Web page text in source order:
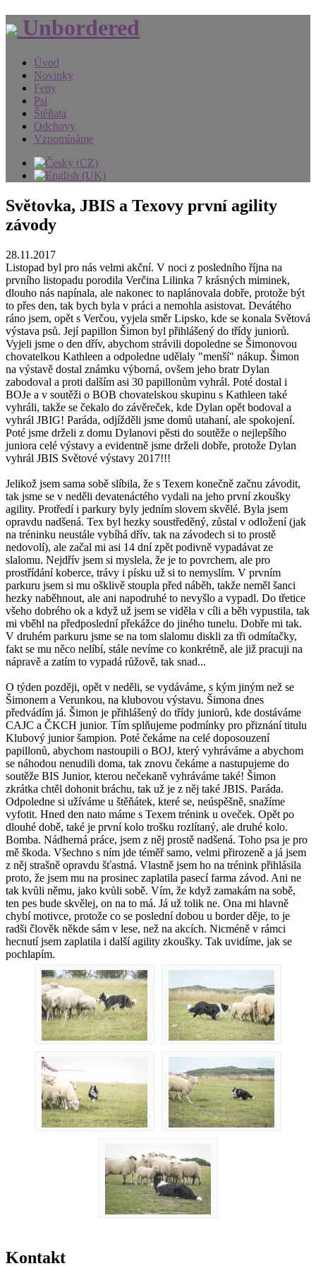
Unbordered
Úvod
Novinky
Feny
Psi
Štěňata
Odchovy
Vzpomínáme
Světovka, JBIS a Texovy první agility
závody
28.11.2017
Listopad byl pro nás velmi akční. V noci z posledního října na
prvního listopadu porodila Verčina Lilinka 7 krásných miminek,
dlouho nás napínala, ale nakonec to naplánovala dobře, protože být
to přes den, tak bych byla v práci a nemohla asistovat. Devátého
ráno jsem, opět s Verčou, vyjela směr Lipsko, kde se konala Světová
výstava psů. Její papillon Šimon byl přihlášený do třídy juniorů.
Vyjeli jsme o den dřív, abychom strávili dopoledne se Šimonovou
chovatelkou Kathleen a odpoledne udělaly "menší" nákup. Šimon
na výstavě dostal známku výborná, ovšem jeho bratr Dylan
zabodoval a proti dalším asi 30 papillonům vyhrál. Poté dostal i
BOJe a v soutěži o BOB chovatelskou skupinu s Kathleen také
vyhráli, takže se čekalo do závěreček, kde Dylan opět bodoval a
vyhrál JBIG! Paráda, odjížděli jsme domů utahaní, ale spokojení.
Poté jsme drželi z domu Dylanovi pěsti do soutěže o nejlepšího
juniora celé výstavy a evidentně jsme drželi dobře, protože Dylan
vyhrál JBIS Světové výstavy 2017!!!
Jelikož jsem sama sobě slíbila, že s Texem konečně začnu závodit,
tak jsme se v neděli devatenáctého vydali na jeho první zkoušky
agility. Protředí i parkury byly jedním slovem skvělé. Byla jsem
opravdu nadšená. Tex byl hezky soustředěný, zůstal v odložení (jak
na tréninku neustále vybíhá dřív, tak na závodech si to prostě
nedovolí), ale začal mi asi 14 dní zpět podivně vypadávat ze
slalomu. Nejdřív jsem si myslela, že je to povrchem, ale pro
prostřídání koberce, trávy i písku už si to nemyslím. V prvním
parkuru jsem si mu ošklivě stoupla před náběh, takže neměl šanci
hezky naběhnout, ale ani napodruhé to nevyšlo a vypadl. Do třetice
všeho dobrého ok a když už jsem se viděla v cíli a běh vypustila, tak
mi vběhl na předposlední překážce do jiného tunelu. Dobře mi tak.
V druhém parkuru jsme se na tom slalomu diskli za tři odmítačky,
fakt se mu něco nelíbí, stále nevíme co konkrétně, ale již pracuji na
nápravě a zatím to vypadá růžově, tak snad...
O týden později, opět v neděli, se vydáváme, s kým jiným než se
Šimonem a Verunkou, na klubovou výstavu. Šimona dnes
předvádím já. Šimon je přihlášený do třídy juniorů, kde dostáváme
CAJC a ČKCH junior. Tím splňujeme podmínky pro přiznání titulu
Klubový junior šampion. Poté čekáme na celé doposouzení
papillonů, abychom nastoupili o BOJ, který vyhráváme a abychom
se náhodou nenudili doma, tak znovu čekáme a nastupujeme do
soutěže BIS Junior, kterou nečekaně vyhráváme také! Šimon
zkrátka chtěl dohonit bráchu, tak už je z něj také JBIS. Paráda.
Odpoledne si užíváme u štěňátek, které se, neúspěšně, snažíme
vyfotit. Hned den nato máme s Texem trénink u oveček. Opět po
dlouhé době, také je první kolo trošku rozlítaný, ale druhé kolo.
Bomba. Nádherná práce, jsem z něj prostě nadšená. Toho psa je pro
mě škoda. Všechno s ním jde téměř samo, velmi přirozeně a já jsem
z něj strašně opravdu šťastná. Vlastně jsem ho na trénink přihlásila
proto, že jsem mu na prosinec zaplatila pasecí farma závod. Ani ne
tak kvůli němu, jako kvůli sobě. Vím, že když zamakám na sobě,
ten pes bude skvělej, on na to má. Já už tolik ne. Ona mi hlavně
chybí motivce, protože co se poslední dobou u border děje, to je
radši člověk někde sám v lese, než na akcích. Nicméně v rámci
hecnutí jsem zaplatila i další agility zkoušky. Tak uvidíme, jak se
pochlapím.
Kontakt